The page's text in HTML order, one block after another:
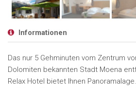
Informationen
Das nur 5 Gehminuten vom Zentrum
Dolomiten bekannten Stadt Moena
Relax Hotel bietet Ihnen